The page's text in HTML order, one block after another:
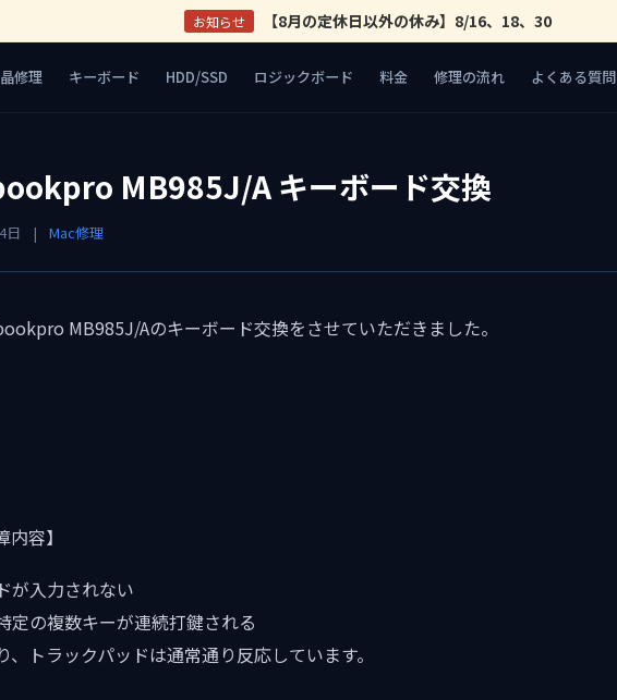
お知らせ 【8月の定休日以外の休み】8/16、18、30
修理 キーボード HDD/SSD ロジックボード 料金 修理の流れ よくある質問
MB985J/A キーボード交換
日 | Mac修理
MB985J/Aのキーボード交換をさせていただきました。
内容】
が入力されない
定の複数キーが連続打鍵される
、トラックパッドは通常通り反応しています。